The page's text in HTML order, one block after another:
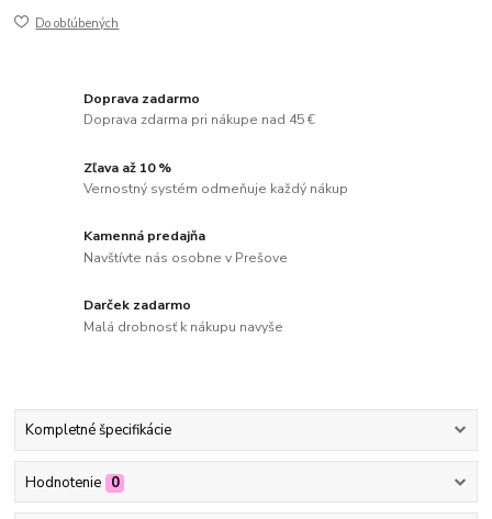
Do obľúbených
Doprava zadarmo
Doprava zdarma pri nákupe nad 45 €
Zľava až 10 %
Vernostný systém odmeňuje každý nákup
Kamenná predajňa
Navštívte nás osobne v Prešove
Darček zadarmo
Malá drobnosť k nákupu navyše
Kompletné špecifikácie
Hodnotenie 0